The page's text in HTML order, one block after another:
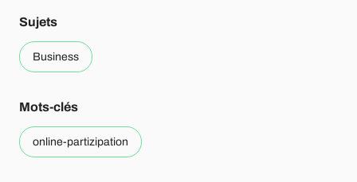
Sujets
Business
Mots-clés
online-partizipation